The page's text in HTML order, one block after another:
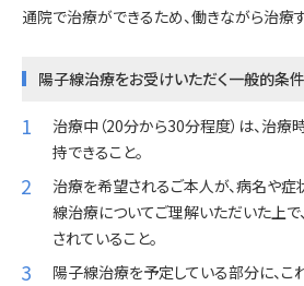
通院で治療ができるため、働きながら治療
陽子線治療をお受けいただく一般的条件
治療中（20分から30分程度）は、治療
持できること。
治療を希望されるご本人が、病名や症
線治療についてご理解いただいた上で
されていること。
陽子線治療を予定している部分に、